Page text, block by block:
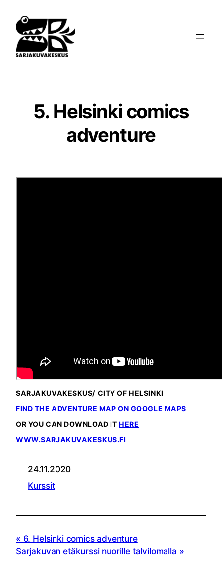
sisältöön
5. Helsinki comics
adventure
SARJAKUVAKESKUS/ CITY OF HELSINKI
FIND THE ADVENTURE MAP ON GOOGLE MAPS
OR YOU CAN DOWNLOAD ITHERE
WWW.SARJAKUVAKESKUS.FI
24.11.2020
Kurssit
6. Helsinki comics adventure
Sarjakuvan etäkurssi nuorille talvilomalla